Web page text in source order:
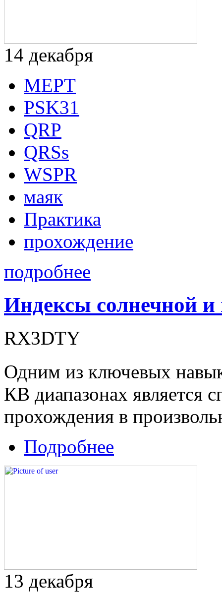
14 декабря
MEPT
PSK31
QRP
QRSs
WSPR
маяк
Практика
прохождение
подробнее
Индексы солнечной и
RX3DTY
Одним из ключевых
КВ диапазонах является
прохождения в
Подробнее
13 декабря